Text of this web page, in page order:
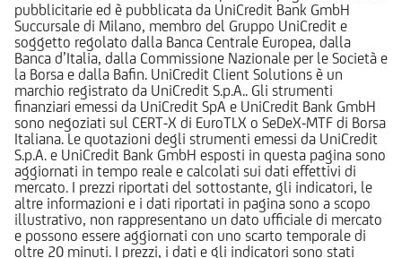
pubblicitarie ed è pubblicata da UniCredit Bank GmbH
Succursale di Milano, membro del Gruppo UniCredit e
soggetto regolato dalla Banca Centrale Europea, dalla
Banca d’Italia, dalla Commissione Nazionale per le Società e
la Borsa e dalla Bafin. UniCredit Client Solutions è un
marchio registrato da UniCredit S.p.A.. Gli strumenti
finanziari emessi da UniCredit SpA e UniCredit Bank GmbH
sono negoziati sul CERT-X di EuroTLX o SeDeX-MTF di Borsa
Italiana. Le quotazioni degli strumenti emessi da UniCredit
S.p.A. e UniCredit Bank GmbH esposti in questa pagina sono
aggiornati in tempo reale e calcolati sui dati effettivi di
mercato. I prezzi riportati del sottostante, gli indicatori, le
altre informazioni e i dati riportati in pagina sono a scopo
illustrativo, non rappresentano un dato ufficiale di mercato
e possono essere aggiornati con uno scarto temporale di
oltre 20 minuti. I prezzi, i dati e gli indicatori sono stati